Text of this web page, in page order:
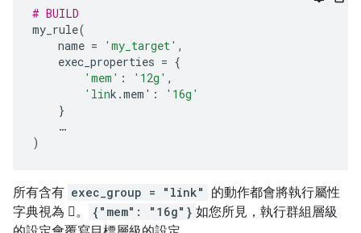
# BUILD
my_rule(
name = 'my_target' ,
exec_properties = {
'mem' : '12g' ,
'link.mem' :
'16g'
}
…
)
所有含有 exec_group = "link"
的動作都會將執行屬性
字典視為 。
{"mem": "16g"} 如您所見，執行群組層級